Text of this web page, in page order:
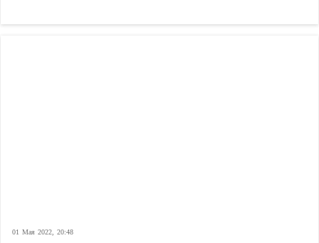
01 Мая 2022, 20:48